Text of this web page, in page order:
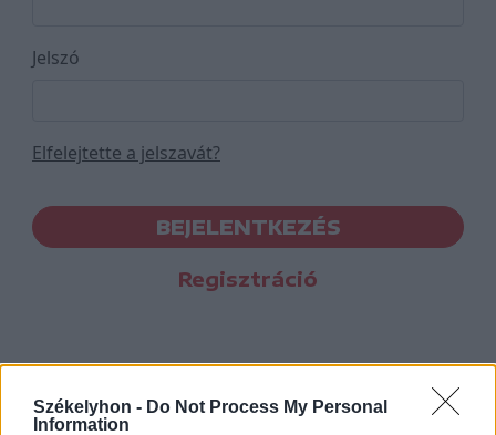
Székelyhon - Do Not Process My Personal
Information
Jelszó
Elfelejtette a jelszavát?
BEJELENTKEZÉS
Regisztráció